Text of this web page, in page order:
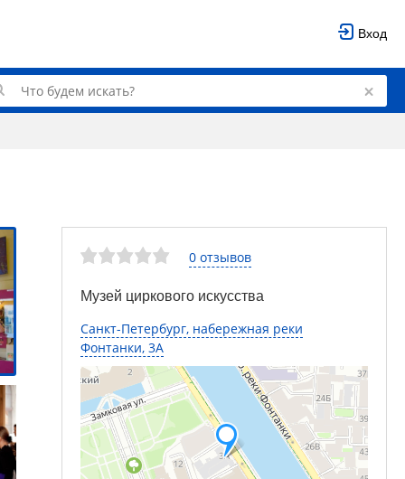
Вход
0 отзывов
Музей циркового искусства
Санкт-Петербург, набережная реки
Фонтанки, 3А